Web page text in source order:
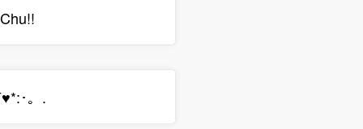
･。.